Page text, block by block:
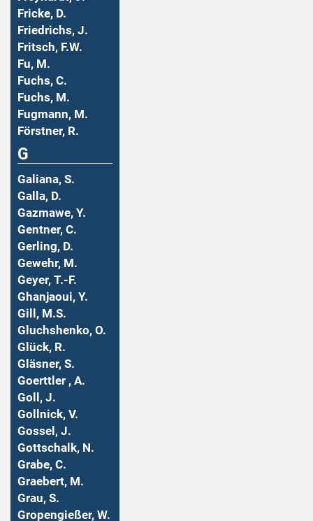
Fricke, D.
Friedrichs, J.
Fritsch, F.W.
Fu, M.
Fuchs, C.
Fuchs, M.
Fugmann, M.
Förstner, R.
G
Galiana, S.
Galla, D.
Gazmawe, Y.
Gentner, C.
Gerling, D.
Gewehr, M.
Geyer, T.-F.
Ghanjaoui, Y.
Gill, M.S.
Gluchshenko, O.
Glück, R.
Gläsner, S.
Goerttler , A.
Goll, J.
Gollnick, V.
Gossel, J.
Gottschalk, N.
Grabe, C.
Graebert, M.
Grau, S.
Gropengießer, W.